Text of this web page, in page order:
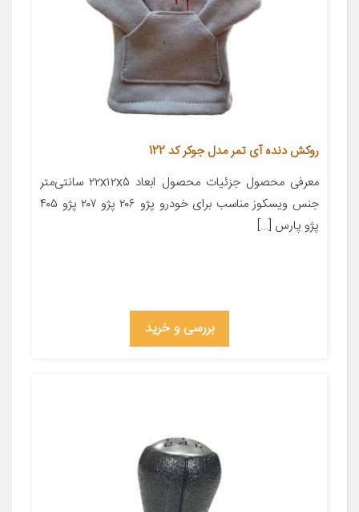
روکش دنده آی تمر مدل جوکر کد 122
معرفی محصول جزئیات محصول ابعاد ۲۲x۱۲x۵ سانتی‌متر
جنس ویسکوز مناسب برای خودرو پژو ۲۰۶ پژو ۲۰۷ پژو ۴۰۵
پژو پارس […]
بررسی و خرید